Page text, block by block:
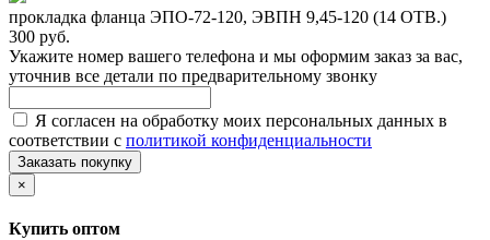
прокладка фланца ЭПО-72-120, ЭВПН 9,45-120 (14 ОТВ.)
300 руб.
Укажите номер вашего телефона и мы оформим заказ за вас,
уточнив все детали по предварительному звонку
Я согласен на обработку моих персональных данных в
соответствии с политикой конфиденциальности
Заказать покупку
×
Купить оптом